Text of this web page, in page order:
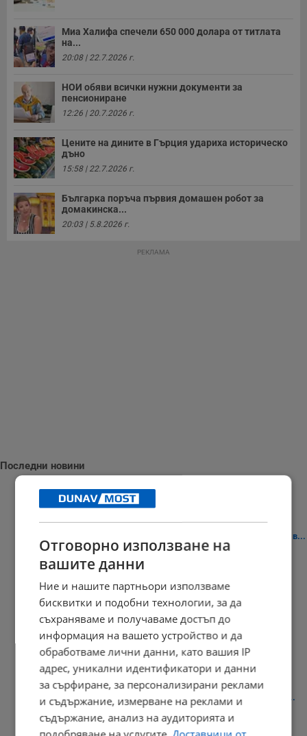
Миа Халифа спечели 650 000 долара от титлата
на...
20:08 | 22.7.2026 г.
НОИ обяви всички нужни документи за
пенсиониране
12:26 | 20.7.2026 г.
Цените на дините в Гърция удариха историческо
дъно
15:58 | 22.7.2026 г.
Българка поръча първия домашен робот за
домакинска...
20:03 | 5.8.2026 г.
РЕКЛАМА
Последни новини
Главиницкият епископ Макарий отслужи архиерейска литургия в...
Тайфунът "Делфин" достигна източното крайбрежие на Китай
15:52 | 9.8.2026 г.
30% поскъпване на почивката по морето сви туристите с една...
15:44 | 9.8.2026 г.
Отговорно използване на
вашите данни
Ние и нашите партньори използваме
бисквитки и подобни технологии, за да
съхраняваме и получаваме достъп до
информация на вашето устройство и да
обработваме лични данни, като вашия IP
адрес, уникални идентификатори и данни
за сърфиране, за персонализирани реклами
и съдържание, измерване на реклами и
съдържание, анализ на аудиторията и